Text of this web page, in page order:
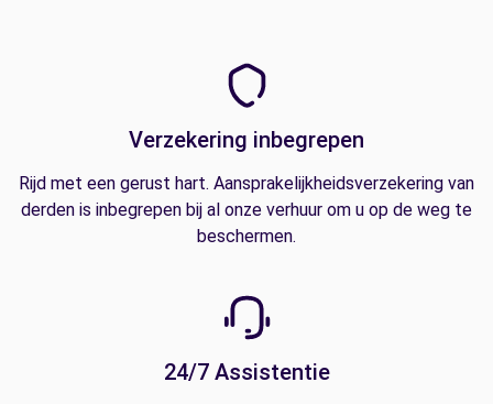
Verzekering inbegrepen
Rijd met een gerust hart. Aansprakelijkheidsverzekering van
derden is inbegrepen bij al onze verhuur om u op de weg te
beschermen.
24/7 Assistentie